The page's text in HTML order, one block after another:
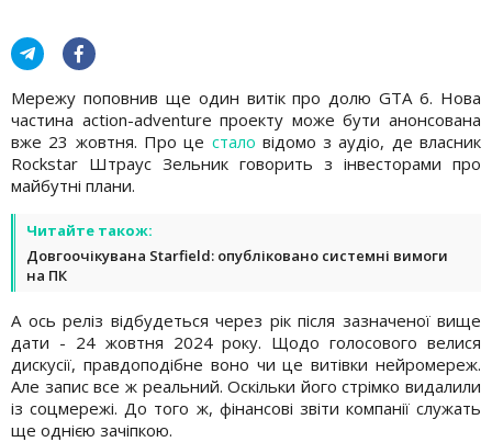
Мережу поповнив ще один витік про долю GTA 6. Нова
частина action-adventure проекту може бути анонсована
вже 23 жовтня. Про це стало відомо з аудіо, де власник
Rockstar Штраус Зельник говорить з інвесторами про
майбутні плани.
Читайте також:
Довгоочікувана Starfield: опубліковано системні вимоги
на ПК
А ось реліз відбудеться через рік після зазначеної вище
дати - 24 жовтня 2024 року. Щодо голосового велися
дискусії, правдоподібне воно чи це витівки нейромереж.
Але запис все ж реальний. Оскільки його стрімко видалили
із соцмережі. До того ж, фінансові звіти компанії служать
ще однією зачіпкою.